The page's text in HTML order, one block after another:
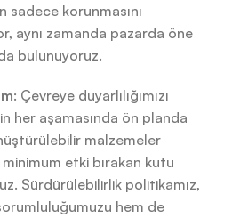
sadece korunmasını
aynı zamanda pazarda öne
bulunuyoruz.
: Çevreye duyarlılığımızı
her aşamasında ön planda
malzemeler
etki bırakan kutu
Sürdürülebilirlik politikamız,
hem de